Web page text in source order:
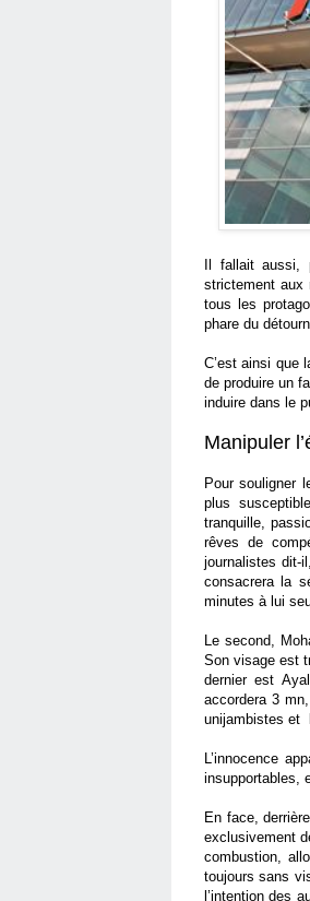
Il fallait aussi,
strictement aux
tous les
phare du
C’est ainsi que
de produire un
induire dans le
Manipuler
Pour souligner
plus
tranquille,
rêves de
journalistes dit-
consacrera la
minutes à lui
Le second,
Son visage est
dernier est
accordera 3
unijambistes et
L’innocence
insupportables,
En face,
exclusivement
combustion,
toujours sans
l’intention des